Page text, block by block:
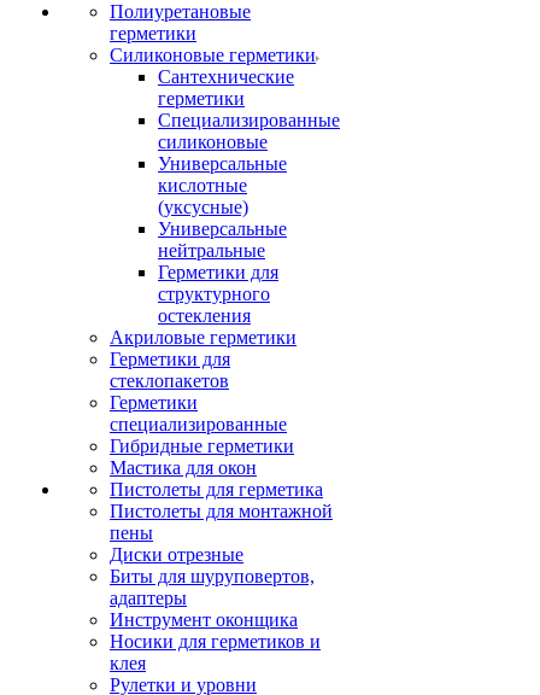
Полиуретановые
герметики
Силиконовые герметики
Сантехнические
герметики
Специализированные
силиконовые
Универсальные
кислотные
(уксусные)
Универсальные
нейтральные
Герметики для
структурного
остекления
Акриловые герметики
Герметики для
стеклопакетов
Герметики
специализированные
Гибридные герметики
Мастика для окон
Пистолеты для герметика
Пистолеты для монтажной
пены
Диски отрезные
Биты для шуруповертов,
адаптеры
Инструмент оконщика
Носики для герметиков и
клея
Рулетки и уровни